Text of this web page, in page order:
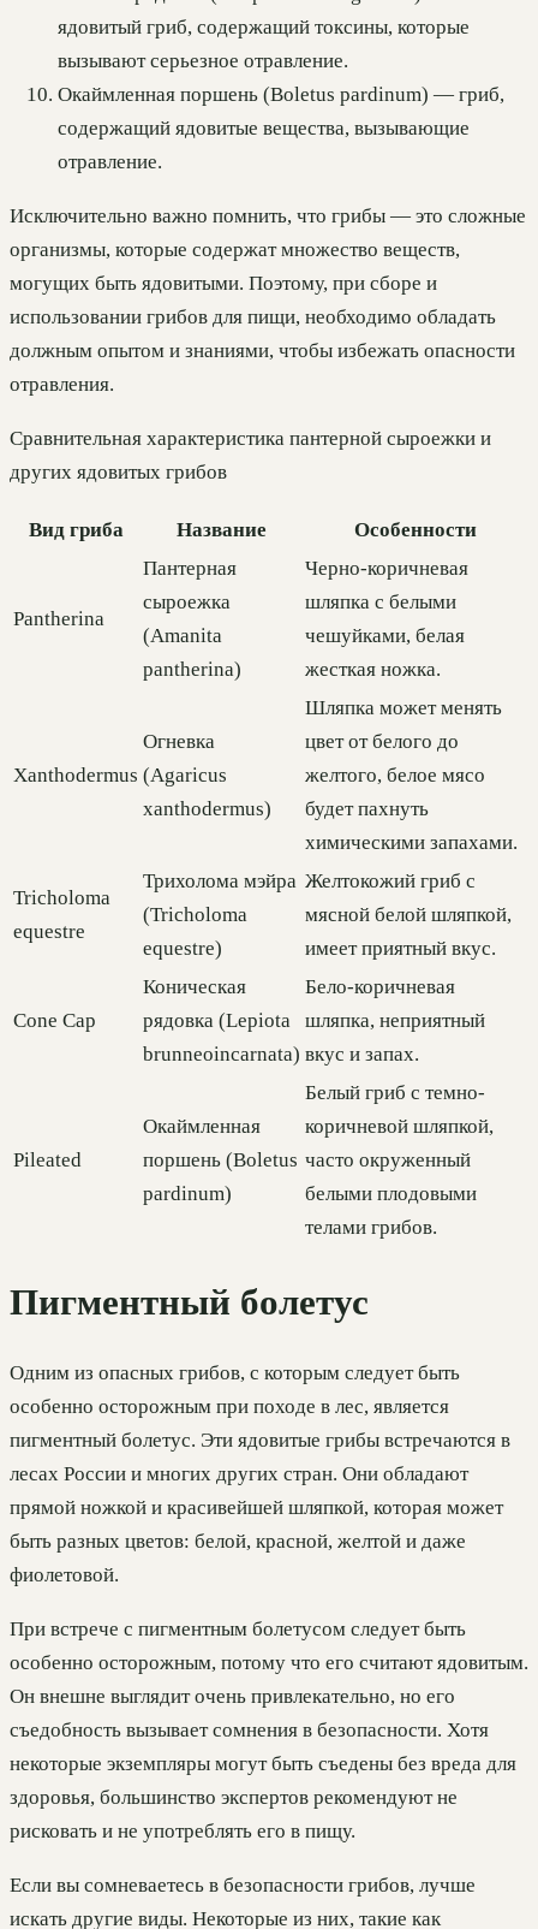
ядовитый гриб, содержащий токсины, которые
вызывают серьезное отравление.
Окаймленная поршень (Boletus pardinum) — гриб,
содержащий ядовитые вещества, вызывающие
отравление.
Исключительно важно помнить, что грибы — это сложные
организмы, которые содержат множество веществ,
могущих быть ядовитыми. Поэтому, при сборе и
использовании грибов для пищи, необходимо обладать
должным опытом и знаниями, чтобы избежать опасности
отравления.
Сравнительная характеристика пантерной сыроежки и
других ядовитых грибов
Вид гриба Название Особенности
Pantherina
Пантерная
сыроежка
(Amanita
pantherina)
Черно-коричневая
шляпка с белыми
чешуйками, белая
жесткая ножка.
Xanthodermus
Огневка
(Agaricus
xanthodermus)
Шляпка может менять
цвет от белого до
желтого, белое мясо
будет пахнуть
химическими запахами.
Tricholoma
equestre
Трихолома мэйра
(Tricholoma
equestre)
Желтокожий гриб с
мясной белой шляпкой,
имеет приятный вкус.
Cone Cap
Коническая
рядовка (Lepiota
brunneoincarnata)
Бело-коричневая
шляпка, неприятный
вкус и запах.
Pileated
Окаймленная
поршень (Boletus
pardinum)
Белый гриб с темно-
коричневой шляпкой,
часто окруженный
белыми плодовыми
телами грибов.
Пигментный болетус
Одним из опасных грибов, с которым следует быть
особенно осторожным при походе в лес, является
пигментный болетус. Эти ядовитые грибы встречаются в
лесах России и многих других стран. Они обладают
прямой ножкой и красивейшей шляпкой, которая может
быть разных цветов: белой, красной, желтой и даже
фиолетовой.
При встрече с пигментным болетусом следует быть
особенно осторожным, потому что его считают ядовитым.
Он внешне выглядит очень привлекательно, но его
съедобность вызывает сомнения в безопасности. Хотя
некоторые экземпляры могут быть съедены без вреда для
здоровья, большинство экспертов рекомендуют не
рисковать и не употреблять его в пищу.
Если вы сомневаетесь в безопасности грибов, лучше
искать другие виды. Некоторые из них, такие как